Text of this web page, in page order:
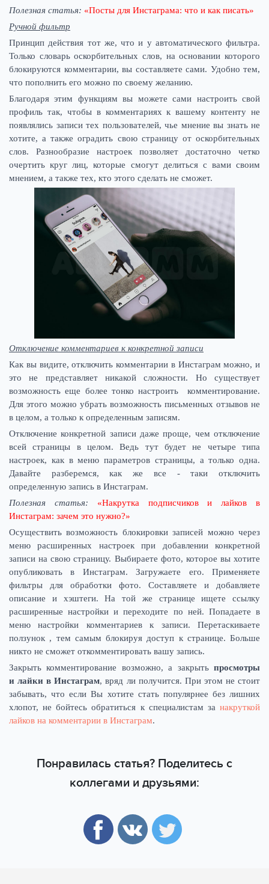
Полезная статья: «Посты для Инстаграма: что и как писать»
Ручной фильтр
Принцип действия тот же, что и у автоматического фильтра.
Только словарь оскорбительных слов, на основании которого
блокируются комментарии, вы составляете сами. Удобно тем,
что пополнить его можно по своему желанию.
Благодаря этим функциям вы можете сами настроить свой
профиль так, чтобы в комментариях к вашему контенту не
появлялись записи тех пользователей, чье мнение вы знать не
хотите, а также оградить свою страницу от оскорбительных
слов. Разнообразие настроек позволяет достаточно четко
очертить круг лиц, которые смогут делиться с вами своим
мнением, а также тех, кто этого сделать не сможет.
Отключение комментариев к конкретной записи
Как вы видите, отключить комментарии в Инстаграм можно, и
это не представляет никакой сложности. Но существует
возможность еще более тонко настроить комментирование.
Для этого можно убрать возможность письменных отзывов не
в целом, а только к определенным записям.
Отключение конкретной записи даже проще, чем отключение
всей страницы в целом. Ведь тут будет не четыре типа
настроек, как в меню параметров страницы, а только одна.
Давайте разберемся, как же все - таки отключить
определенную запись в Инстаграм.
Полезная статья: «Накрутка подписчиков и лайков в
Инстаграм: зачем это нужно?»
Осуществить возможность блокировки записей можно через
меню расширенных настроек при добавлении конкретной
записи на свою страницу. Выбираете фото, которое вы хотите
опубликовать в Инстаграм. Загружаете его. Применяете
фильтры для обработки фото. Составляете и добавляете
описание и хэштеги. На той же странице ищете ссылку
расширенные настройки и переходите по ней. Попадаете в
меню настройки комментариев к записи. Перетаскиваете
ползунок , тем самым блокируя доступ к странице. Больше
никто не сможет откомментировать вашу запись.
Закрыть комментирование возможно, а закрыть просмотры
и лайки в Инстаграм, вряд ли получится. При этом не стоит
забывать, что если Вы хотите стать популярнее без лишних
хлопот, не бойтесь обратиться к специалистам за накруткой
лайков на комментарии в Инстаграм.
Понравилась статья? Поделитесь с
коллегами и друзьями: